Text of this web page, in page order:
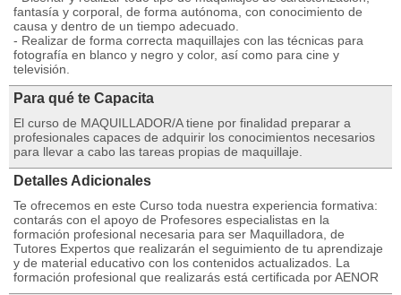
fantasía y corporal, de forma autónoma, con conocimiento de
causa y dentro de un tiempo adecuado.
- Realizar de forma correcta maquillajes con las técnicas para
fotografía en blanco y negro y color, así como para cine y
televisión.
Para qué te Capacita
El curso de MAQUILLADOR/A tiene por finalidad preparar a
profesionales capaces de adquirir los conocimientos necesarios
para llevar a cabo las tareas propias de maquillaje.
Detalles Adicionales
Te ofrecemos en este Curso toda nuestra experiencia formativa:
contarás con el apoyo de Profesores especialistas en la
formación profesional necesaria para ser Maquilladora, de
Tutores Expertos que realizarán el seguimiento de tu aprendizaje
y de material educativo con los contenidos actualizados. La
formación profesional que realizarás está certificada por AENOR